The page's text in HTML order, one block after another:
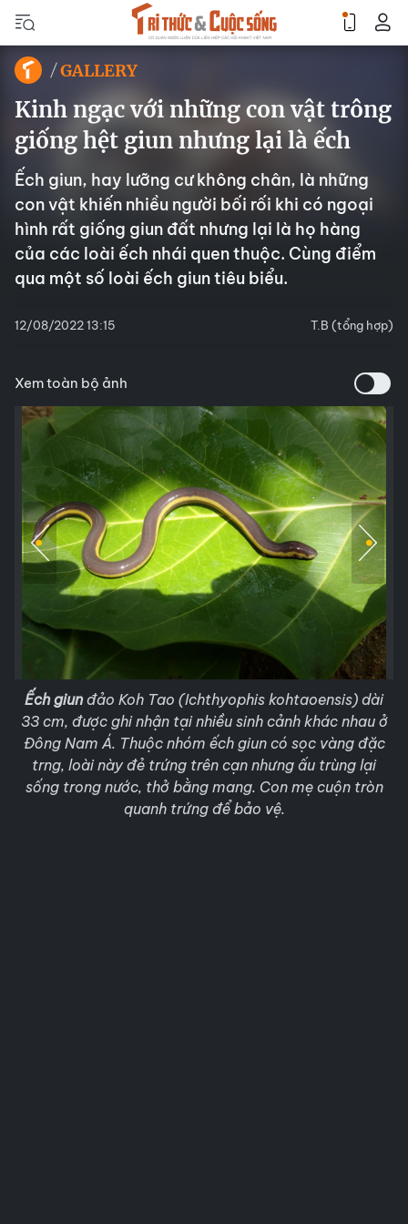
GALLERY
Kinh ngạc với những con vật trông
giống hệt giun nhưng lại là ếch
Ếch giun, hay lưỡng cư không chân, là những
con vật khiến nhiều người bối rối khi có ngoại
hình rất giống giun đất nhưng lại là họ hàng
của các loài ếch nhái quen thuộc. Cùng điểm
qua một số loài ếch giun tiêu biểu.
12/08/2022 13:15 T.B (tổng hợp)
Xem toàn bộ ảnh
Ếch giunđảo Koh Tao (Ichthyophis kohtaoensis) dài
33 cm, được ghi nhận tại nhiều sinh cảnh khác nhau ở
Đông Nam Á. Thuộc nhóm ếch giun có sọc vàng đặc
trng, loài này đẻ trứng trên cạn nhưng ấu trùng lại
sống trong nước, thở bằng mang. Con mẹ cuộn tròn
quanh trứng để bảo vệ.